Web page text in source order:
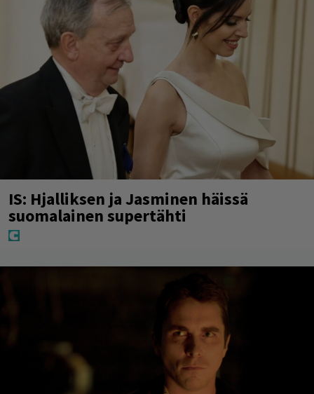
IS: Hjalliksen ja Jasminen häissä
suomalainen supertähti